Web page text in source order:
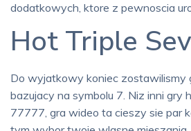
dodatkowych, ktore z pewnoscia
Hot Triple
Do wyjatkowy koniec zostawilismy
bazujacy na symbolu 7. Niz inni gry
77777, gra wideo ta cieszy sie par